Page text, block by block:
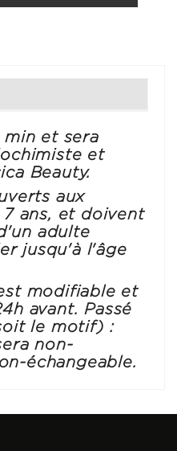
et sera
et
Beauty.
aux
ans, et doivent
adulte
jusqu'à l'âge
modifiable et
avant. Passé
le motif) :
non-
échangeable.